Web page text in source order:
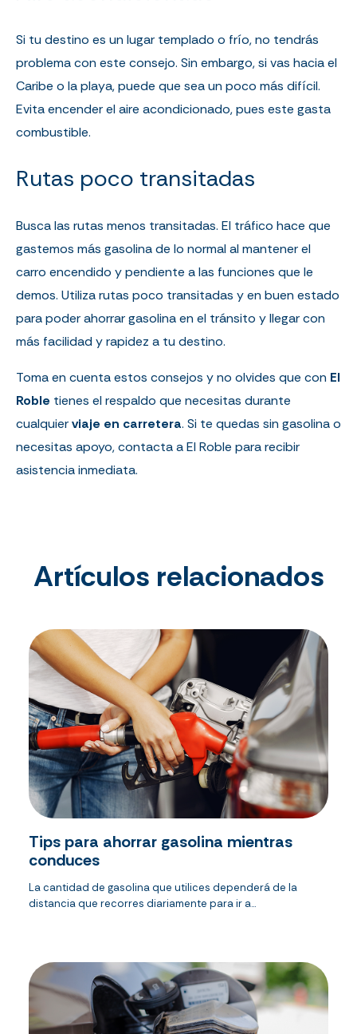
Si tu destino es un lugar templado o frío, no tendrás
problema con este consejo. Sin embargo, si vas hacia el
Caribe o la playa, puede que sea un poco más difícil.
Evita encender el aire acondicionado, pues este gasta
combustible.
Rutas poco transitadas
Busca las rutas menos transitadas. El tráfico hace que
gastemos más gasolina de lo normal al mantener el
carro encendido y pendiente a las funciones que le
demos. Utiliza rutas poco transitadas y en buen estado
para poder ahorrar gasolina en el tránsito y llegar con
más facilidad y rapidez a tu destino.
Toma en cuenta estos consejos y no olvides que con El
Roble tienes el respaldo que necesitas durante
cualquierviaje en carretera. Si te quedas sin gasolina o
necesitas apoyo, contacta a El Roble para recibir
asistencia inmediata.
Artículos relacionados
Tips para ahorrar gasolina mientras
conduces
La cantidad de gasolina que utilices dependerá de la
distancia que recorres diariamente para ir a...